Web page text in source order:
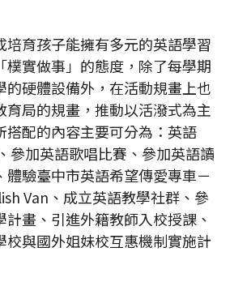
育孩子能擁有多元的英語學習
樸實做事」的態度，除了每學期
的硬體設備外，在活動規畫上也
育局的規畫，推動以活潑式為主
搭配的內容主要可分為：英語
參加英語歌唱比賽、參加英語讀
體驗臺中市英語希望傳愛專車－
Van、成立英語教學社群、參
畫、引進外籍教師入校授課、
校與國外姐妹校互惠機制實施計